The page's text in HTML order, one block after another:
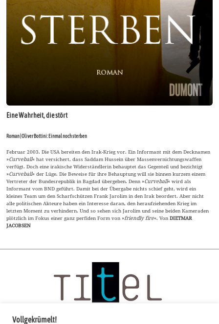
Eine Wahrheit, die stört
Roman | Oliver Bottini: Einmal noch sterben
Februar 2003. Die USA bereiten den Irak-Krieg vor. Ein Informant mit dem Decknamen
»Curveball« hat versichert, dass Saddam Hussein über Massenvernichtungswaffen
verfügt. Doch eine irakische Widerständlerin behauptet das Gegenteil und bezichtigt
»Curveball« der Lüge. Die Beweise für ihre Behauptung will sie binnen kurzem einem
Vertreter der Bundesrepublik in Bagdad übergeben. Denn »Curveball« wird als
Informant vom BND geführt. Damit bei der Übergabe nichts schief geht, wird ein
kleines Team um den Scharfschützen Frank Jarolim in den Irak beordert. Aber nicht
alle politischen Akteure haben ein Interesse daran, den heraufziehenden Krieg im
letzten Moment zu verhindern. Und so sehen sich Jarolim und seine beiden Kameraden
plötzlich im Fokus einer ganz perfiden Form von »friendly fire«. VonDIETMAR
JACOBSEN
Vollgekrümelt!